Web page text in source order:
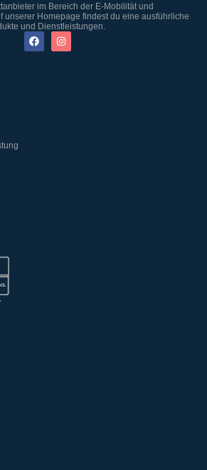
im Bereich der E-Mobilität und
unserer Homepage findest du eine ausführliche
und Dienstleistungen.